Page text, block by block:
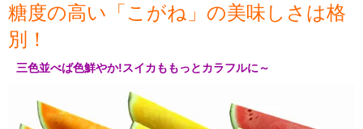
糖度の高い「こがね」の美味しさは格
別！
三色並べば色鮮やか!スイカももっとカラフルに～